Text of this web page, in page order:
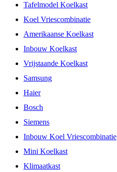
Tafelmodel Koelkast
Koel Vriescombinatie
Amerikaanse Koelkast
Inbouw Koelkast
Vrijstaande Koelkast
Samsung
Haier
Bosch
Siemens
Inbouw Koel Vriescombinatie
Mini Koelkast
Klimaatkast